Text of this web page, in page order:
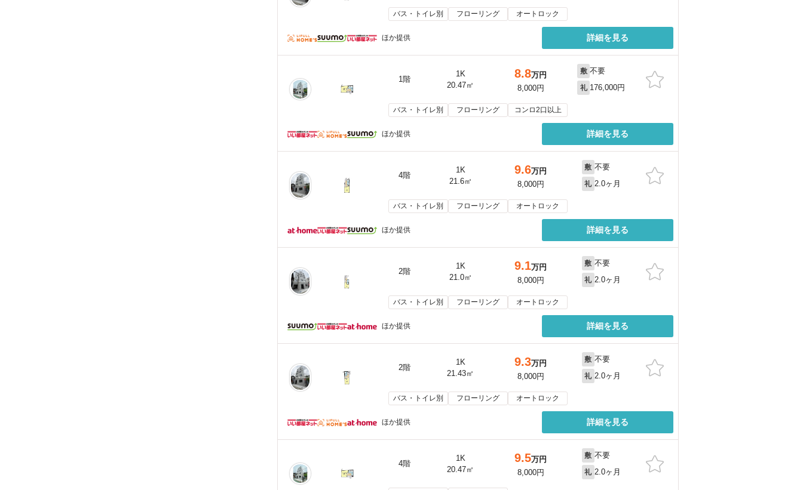
バス・トイレ別 フローリング オートロック
ほか提供 詳細を見る
1階
1K
20.47㎡
8.8万円
8,000円
敷 不要
礼 176,000円
バス・トイレ別 フローリング コンロ2口以上
ほか提供 詳細を見る
4階
1K
21.6㎡
9.6万円
8,000円
敷 不要
礼 2.0ヶ月
バス・トイレ別 フローリング オートロック
ほか提供 詳細を見る
2階
1K
21.0㎡
9.1万円
8,000円
敷 不要
礼 2.0ヶ月
バス・トイレ別 フローリング オートロック
ほか提供 詳細を見る
2階
1K
21.43㎡
9.3万円
8,000円
敷 不要
礼 2.0ヶ月
バス・トイレ別 フローリング オートロック
ほか提供 詳細を見る
4階
1K
20.47㎡
9.5万円
8,000円
敷 不要
礼 2.0ヶ月